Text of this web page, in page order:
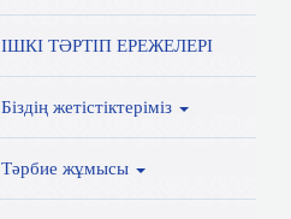
ІШКІ ТӘРТІП ЕРЕЖЕЛЕРІ
Біздің жетістіктеріміз
Тәрбие жұмысы